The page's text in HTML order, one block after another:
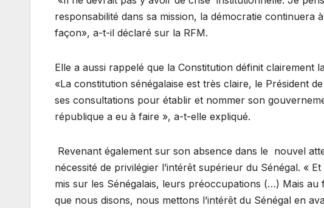
responsabilité dans sa mission, la démocratie
façon», a-t-il déclaré sur la RFM.
Elle a aussi rappelé que la Constitution définit clairement
«La constitution sénégalaise est très claire, le Président
ses consultations pour établir et nommer son
république a eu à faire », a-t-elle expliqué.
Revenant également sur son absence dans le nouvel
nécessité de privilégier l’intérêt supérieur du Sénégal. «
mis sur les Sénégalais, leurs préoccupations (…) Mais
que nous disons, nous mettons l’intérêt du Sénégal en